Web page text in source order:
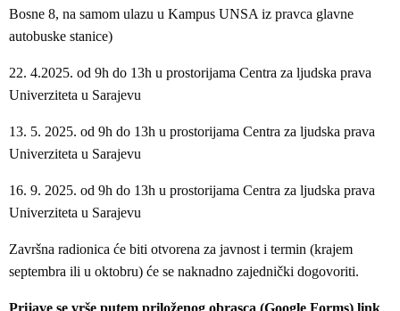
Bosne 8, na samom ulazu u Kampus UNSA iz pravca glavne
autobuske stanice)
22. 4.2025. od 9h do 13h u prostorijama Centra za ljudska prava
Univerziteta u Sarajevu
13. 5. 2025. od 9h do 13h u prostorijama Centra za ljudska prava
Univerziteta u Sarajevu
16. 9. 2025. od 9h do 13h u prostorijama Centra za ljudska prava
Univerziteta u Sarajevu
Završna radionica će biti otvorena za javnost i termin (krajem
septembra ili u oktobru) će se naknadno zajednički dogovoriti.
Prijave se vrše putem priloženog obrasca (Google Forms) link